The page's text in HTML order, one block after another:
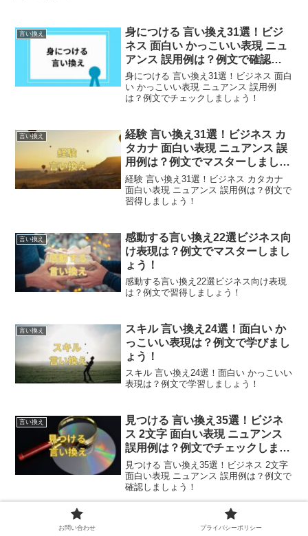
言い換え
身につける 言い換え31選！ビジ
ネス 面白い かっこいい表現 ニュ
アンス 誤用例は？例文で確認し
ましょう！
身につける 言い換え31選！ビジネス 面白
い かっこいい表現 ニュアンス 誤用例
は？例文でチェックしましょう！
言い換え
経験 言い換え31選！ビジネス カ
タカナ 面白い表現 ニュアンス 誤
用例は？例文でマスターしましょ
う！
経験 言い換え31選！ビジネス カタカナ
面白い表現 ニュアンス 誤用例は？例文で
習得しましょう！
言い換え
感動する言い換え22選ビジネス向
け表現は？例文でマスターしまし
ょう！
感動する言い換え22選ビジネス向け表現
は？例文で習得しましょう！
言い換え
スキル 言い換え24選！面白い か
っこいい表現は？例文で学びまし
ょう！
スキル 言い換え24選！面白い かっこいい
表現は？例文で学習しましょう！
言い換え
見つける 言い換え35選！ビジネ
ス 2文字 面白い表現 ニュアンス
誤用例は？例文でチェックしまし
ょう！
見つける 言い換え35選！ビジネス 2文字
面白い表現 ニュアンス 誤用例は？例文で
確認しましょう！
落ち着く 言い換え31選！ビジネ
お問い合わせ プライバシーポリシー